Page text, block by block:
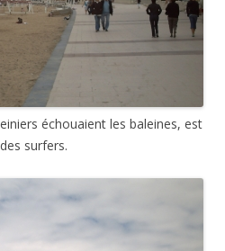
échouaient les baleines, est
surfers.